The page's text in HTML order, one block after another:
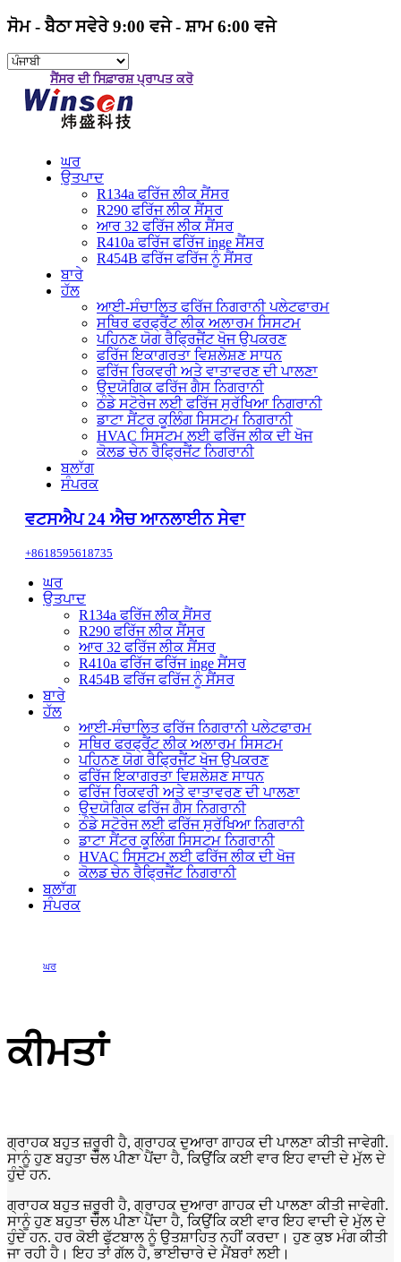
ਸੋਮ - ਬੈਠਾ ਸਵੇਰੇ 9:00 ਵਜੇ - ਸ਼ਾਮ 6:00 ਵਜੇ
ਸੈਂਸਰ ਦੀ ਸਿਫ਼ਾਰਸ਼ ਪ੍ਰਾਪਤ ਕਰੋ
ਘਰ
ਉਤਪਾਦ
R134a ਫਰਿੱਜ ਲੀਕ ਸੈਂਸਰ
R290 ਫਰਿੱਜ ਲੀਕ ਸੈਂਸਰ
ਆਰ 32 ਫਰਿੱਜ ਲੀਕ ਸੈਂਸਰ
R410a ਫਰਿੱਜ ਫਰਿੱਜ inge ਸੈਂਸਰ
R454B ਫਰਿੱਜ ਫਰਿੱਜ ਨੂੰ ਸੈਂਸਰ
ਬਾਰੇ
ਹੱਲ
ਆਈ-ਸੰਚਾਲਿਤ ਫਰਿੱਜ ਨਿਗਰਾਨੀ ਪਲੇਟਫਾਰਮ
ਸਥਿਰ ਫਰਫ੍ਰੈਂਟ ਲੀਕ ਅਲਾਰਮ ਸਿਸਟਮ
ਪਹਿਨਣ ਯੋਗ ਰੈਫ੍ਰਿਜੈਂਟ ਖੋਜ ਉਪਕਰਣ
ਫਰਿੱਜ ਇਕਾਗਰਤਾ ਵਿਸ਼ਲੇਸ਼ਣ ਸਾਧਨ
ਫਰਿੱਜ ਰਿਕਵਰੀ ਅਤੇ ਵਾਤਾਵਰਣ ਦੀ ਪਾਲਣਾ
ਉਦਯੋਗਿਕ ਫਰਿੱਜ ਗੈਸ ਨਿਗਰਾਨੀ
ਠੰਡੇ ਸਟੋਰੇਜ ਲਈ ਫਰਿੱਜ ਸੁਰੱਖਿਆ ਨਿਗਰਾਨੀ
ਡਾਟਾ ਸੈਂਟਰ ਕੂਲਿੰਗ ਸਿਸਟਮ ਨਿਗਰਾਨੀ
HVAC ਸਿਸਟਮ ਲਈ ਫਰਿੱਜ ਲੀਕ ਦੀ ਖੋਜ
ਕੋਲਡ ਚੇਨ ਰੈਫ੍ਰਿਜੈਂਟ ਨਿਗਰਾਨੀ
ਬਲਾੱਗ
ਸੰਪਰਕ
ਵਟਸਐਪ 24 ਐਚ ਆਨਲਾਈਨ ਸੇਵਾ
+8618595618735
ਘਰ
ਉਤਪਾਦ
R134a ਫਰਿੱਜ ਲੀਕ ਸੈਂਸਰ
R290 ਫਰਿੱਜ ਲੀਕ ਸੈਂਸਰ
ਆਰ 32 ਫਰਿੱਜ ਲੀਕ ਸੈਂਸਰ
R410a ਫਰਿੱਜ ਫਰਿੱਜ inge ਸੈਂਸਰ
R454B ਫਰਿੱਜ ਫਰਿੱਜ ਨੂੰ ਸੈਂਸਰ
ਬਾਰੇ
ਹੱਲ
ਆਈ-ਸੰਚਾਲਿਤ ਫਰਿੱਜ ਨਿਗਰਾਨੀ ਪਲੇਟਫਾਰਮ
ਸਥਿਰ ਫਰਫ੍ਰੈਂਟ ਲੀਕ ਅਲਾਰਮ ਸਿਸਟਮ
ਪਹਿਨਣ ਯੋਗ ਰੈਫ੍ਰਿਜੈਂਟ ਖੋਜ ਉਪਕਰਣ
ਫਰਿੱਜ ਇਕਾਗਰਤਾ ਵਿਸ਼ਲੇਸ਼ਣ ਸਾਧਨ
ਫਰਿੱਜ ਰਿਕਵਰੀ ਅਤੇ ਵਾਤਾਵਰਣ ਦੀ ਪਾਲਣਾ
ਉਦਯੋਗਿਕ ਫਰਿੱਜ ਗੈਸ ਨਿਗਰਾਨੀ
ਠੰਡੇ ਸਟੋਰੇਜ ਲਈ ਫਰਿੱਜ ਸੁਰੱਖਿਆ ਨਿਗਰਾਨੀ
ਡਾਟਾ ਸੈਂਟਰ ਕੂਲਿੰਗ ਸਿਸਟਮ ਨਿਗਰਾਨੀ
HVAC ਸਿਸਟਮ ਲਈ ਫਰਿੱਜ ਲੀਕ ਦੀ ਖੋਜ
ਕੋਲਡ ਚੇਨ ਰੈਫ੍ਰਿਜੈਂਟ ਨਿਗਰਾਨੀ
ਬਲਾੱਗ
ਸੰਪਰਕ
ਘਰ
ਕੀਮਤਾਂ
ਗ੍ਰਾਹਕ ਬਹੁਤ ਜ਼ਰੂਰੀ ਹੈ, ਗ੍ਰਾਹਕ ਦੁਆਰਾ ਗਾਹਕ ਦੀ ਪਾਲਣਾ ਕੀਤੀ ਜਾਵੇਗੀ.
ਸਾਨੂੰ ਹੁਣ ਬਹੁਤਾ ਚੌਲ ਪੀਣਾ ਪੈਂਦਾ ਹੈ, ਕਿਉਂਕਿ ਕਈ ਵਾਰ ਇਹ ਵਾਦੀ ਦੇ ਮੁੱਲ ਦੇ
ਹੁੰਦੇ ਹਨ.
ਗ੍ਰਾਹਕ ਬਹੁਤ ਜ਼ਰੂਰੀ ਹੈ, ਗ੍ਰਾਹਕ ਦੁਆਰਾ ਗਾਹਕ ਦੀ ਪਾਲਣਾ ਕੀਤੀ ਜਾਵੇਗੀ.
ਸਾਨੂੰ ਹੁਣ ਬਹੁਤਾ ਚੌਲ ਪੀਣਾ ਪੈਂਦਾ ਹੈ, ਕਿਉਂਕਿ ਕਈ ਵਾਰ ਇਹ ਵਾਦੀ ਦੇ ਮੁੱਲ ਦੇ
ਹੁੰਦੇ ਹਨ. ਹਰ ਕੋਈ ਫੁੱਟਬਾਲ ਨੂੰ ਉਤਸ਼ਾਹਿਤ ਨਹੀਂ ਕਰਦਾ। ਹੁਣ ਕੁਝ ਮੰਗ ਕੀਤੀ
ਜਾ ਰਹੀ ਹੈ। ਇਹ ਤਾਂ ਗੱਲ ਹੈ, ਭਾਈਚਾਰੇ ਦੇ ਮੈਂਬਰਾਂ ਲਈ।